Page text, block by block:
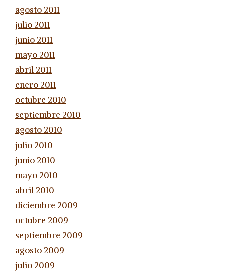
agosto 2011
julio 2011
junio 2011
mayo 2011
abril 2011
enero 2011
octubre 2010
septiembre 2010
agosto 2010
julio 2010
junio 2010
mayo 2010
abril 2010
diciembre 2009
octubre 2009
septiembre 2009
agosto 2009
julio 2009